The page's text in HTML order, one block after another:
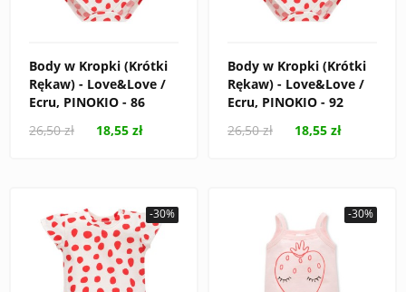
Body w Kropki (Krótki
Rękaw) - Love&Love /
Ecru, PINOKIO - 86
26,50 zł
18,55 zł
Body w Kropki (Krótki
Rękaw) - Love&Love /
Ecru, PINOKIO - 92
26,50 zł
18,55 zł
-30% -30%